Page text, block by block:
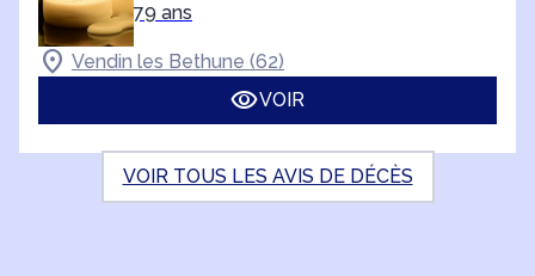
79 ans
Vendin les Bethune (62)
VOIR
VOIR TOUS LES AVIS DE DÉCÈS